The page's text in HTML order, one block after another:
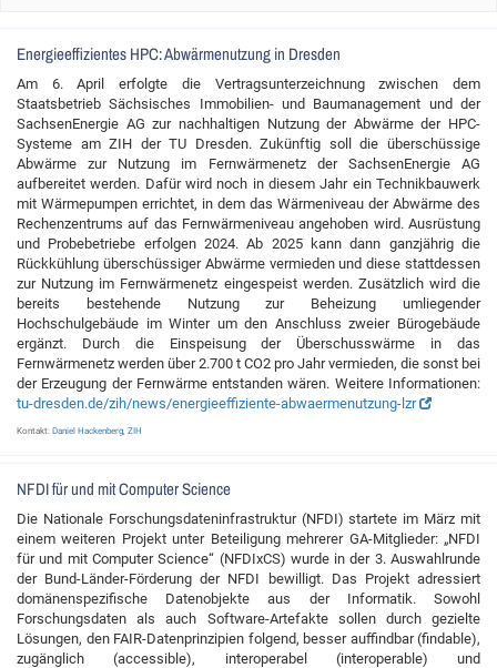
Energieeffizientes HPC: Abwärmenutzung in Dresden
Am 6. April erfolgte die Vertragsunterzeichnung zwischen dem
Staatsbetrieb Sächsisches Immobilien- und Baumanagement und der
SachsenEnergie AG zur nachhaltigen Nutzung der Abwärme der HPC-
Systeme am ZIH der TU Dresden. Zukünftig soll die überschüssige
Abwärme zur Nutzung im Fernwärmenetz der SachsenEnergie AG
aufbereitet werden. Dafür wird noch in diesem Jahr ein Technikbauwerk
mit Wärmepumpen errichtet, in dem das Wärmeniveau der Abwärme des
Rechenzentrums auf das Fernwärmeniveau angehoben wird. Ausrüstung
und Probebetriebe erfolgen 2024. Ab 2025 kann dann ganzjährig die
Rückkühlung überschüssiger Abwärme vermieden und diese stattdessen
zur Nutzung im Fernwärmenetz eingespeist werden. Zusätzlich wird die
bereits bestehende Nutzung zur Beheizung umliegender
Hochschulgebäude im Winter um den Anschluss zweier Bürogebäude
ergänzt. Durch die Einspeisung der Überschusswärme in das
Fernwärmenetz werden über 2.700 t CO2 pro Jahr vermieden, die sonst bei
der Erzeugung der Fernwärme entstanden wären. Weitere Informationen:
tu-dresden.de/zih/news/energieeffiziente-abwaermenutzung-lzr
Kontakt: Daniel Hackenberg, ZIH
NFDI für und mit Computer Science
Die Nationale Forschungsdateninfrastruktur (NFDI) startete im März mit
einem weiteren Projekt unter Beteiligung mehrerer GA-Mitglieder: „NFDI
für und mit Computer Science“ (NFDIxCS) wurde in der 3. Auswahlrunde
der Bund-Länder-Förderung der NFDI bewilligt. Das Projekt adressiert
domänenspezifische Datenobjekte aus der Informatik. Sowohl
Forschungsdaten als auch Software-Artefakte sollen durch gezielte
Lösungen, den FAIR-Datenprinzipien folgend, besser auffindbar (findable),
zugänglich (accessible), interoperabel (interoperable) und